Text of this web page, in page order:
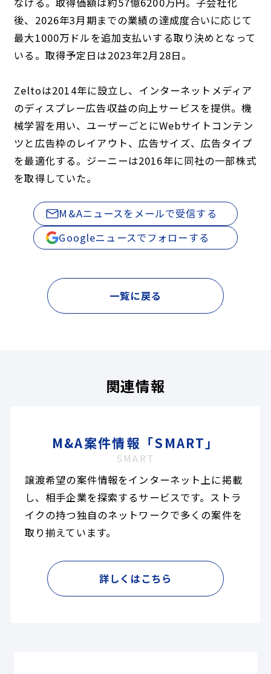
後、2026年3月期までの業績の達成度合いに応じて
最大1000万ドルを追加支払いする取り決めとなって
いる。取得予定日は2023年2月28日。
Zeltoは2014年に設立し、インターネットメディア
のディスプレー広告収益の向上サービスを提供。機
械学習を用い、ユーザーごとにWebサイトコンテン
ツと広告枠のレイアウト、広告サイズ、広告タイプ
を最適化する。ジーニーは2016年に同社の一部株式
を取得していた。
M&Aニュースをメールで受信する
Googleニュースでフォローする
一覧に戻る
関連情報
M&A案件情報「SMART」
SMART
譲渡希望の案件情報をインターネット上に掲載
し、相手企業を探索するサービスです。ストラ
イクの持つ独自のネットワークで多くの案件を
取り揃えています。
詳しくはこちら